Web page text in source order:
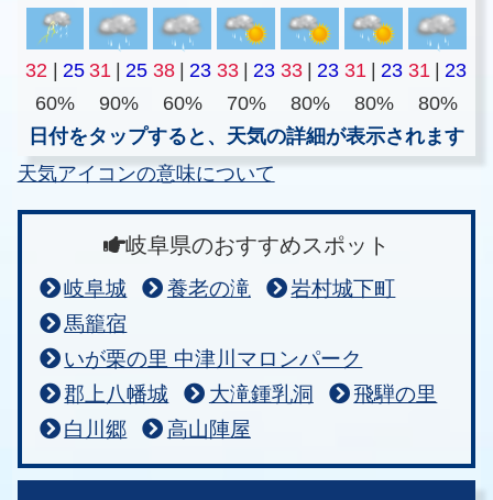
32 25 31 25 38 23 33 23 33 23 31 23 31
23
60%
90% 60% 70% 80% 80%
80%
日付をタップすると、天気の詳細が表示されます
天気アイコンの意味について
岐阜県のおすすめスポット
岐阜城 養老の滝
岩村城下町
馬籠宿
いが栗の里 中津川マロンパーク
郡上八幡城
大滝鍾乳洞
飛騨の里
白川郷
高山陣屋